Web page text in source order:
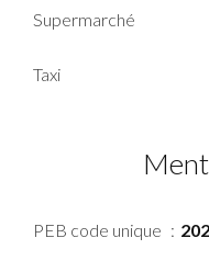
Supermarché
Taxi
PEB code unique